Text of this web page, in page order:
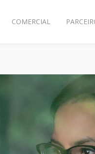
COMERCIAL